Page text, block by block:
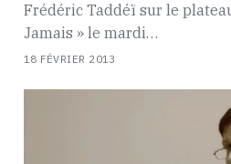
Frédéric Taddéï sur le
Jamais » le mardi…
18 FÉVRIER 2013